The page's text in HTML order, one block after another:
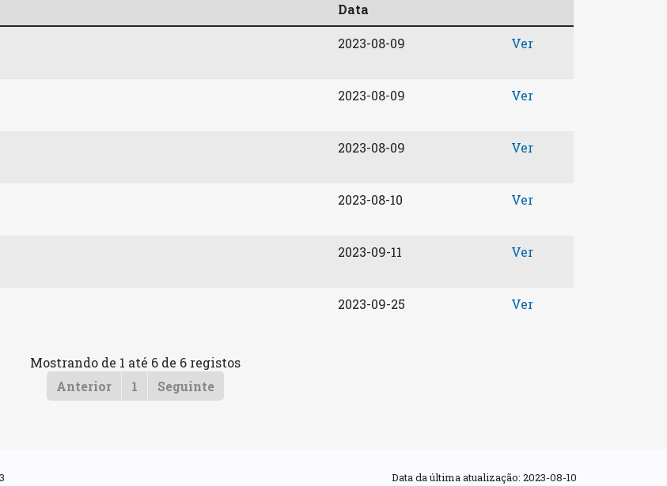
Data
2023-08-09 Ver
2023-08-09 Ver
2023-08-09 Ver
2023-08-10 Ver
2023-09-11 Ver
2023-09-25 Ver
Mostrando de 1 até 6 de 6 registos
Anterior
1 Seguinte
Data da última atualização: 2023-08-10